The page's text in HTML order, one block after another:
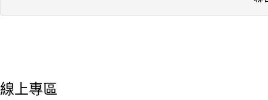
線上專區